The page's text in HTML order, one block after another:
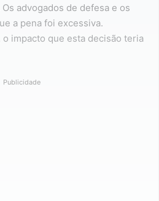
advogados de defesa e os
a pena foi excessiva.
impacto que esta decisão teria
Publicidade